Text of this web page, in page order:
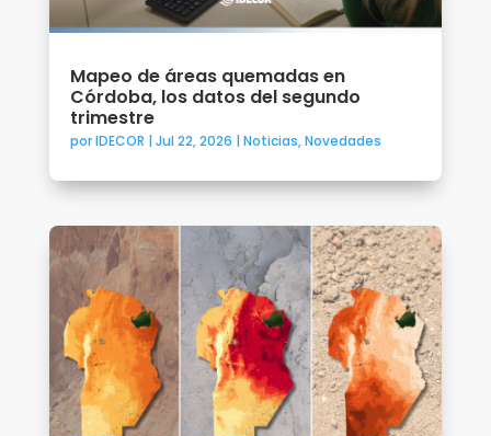
Mapeo de áreas quemadas en
Córdoba, los datos del segundo
trimestre
porIDECOR | Jul 22, 2026 | Noticias,Novedades